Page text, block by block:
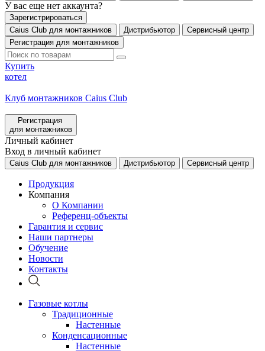
У вас еще нет аккаунта?
Зарегистрироваться
Caius Club для монтажников
Дистрибьютор
Сервисный центр
Регистрация для монтажников
Купить
котел
Клуб монтажников Caius Club
Регистрация
для монтажников
Личный кабинет
Вход в личный кабинет
Caius Club для монтажников Дистрибьютор Сервисный центр
Продукция
Компания
О Компании
Референц-объекты
Гарантия и сервис
Наши партнеры
Обучение
Новости
Контакты
Газовые котлы
Традиционные
Настенные
Конденсационные
Настенные